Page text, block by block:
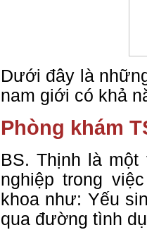
Dưới đây là
nam giới có khả
Phòng khám
BS. Thịnh là
nghiệp trong
khoa như: Yếu
qua đường tình